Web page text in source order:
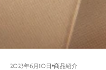
2023年6月10日 商品紹介